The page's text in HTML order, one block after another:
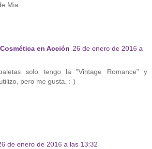
Mia.
en Acción 26 de enero de 2016 a
solo tengo la "Vintage Romance" y
pero me gusta. :-)
de enero de 2016 a las 13:32